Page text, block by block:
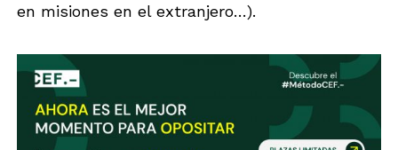
en misiones en el extranjero…).